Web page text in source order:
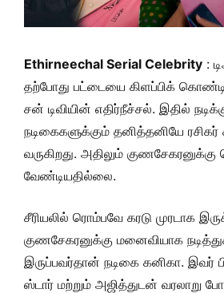
Ethirneechal Serial Celebrity :
தற்போது பட்டையை கிளப்பிக்
சன் டிவியின் எதிர்நீச்சல். இதில்
நடிகைகளுக்கும் தனித்தனியே ரசிகர்
வருகிறது. அதிலும்
வேண்டியதில்லை.
சீரியலில் ரொம்பவே கரடு முரடாக
குணசேகரனுக்கு மனைவியாக
இருப்பவர்தான் நடிகை கனிகா. இவர்
ஸ்டார் மற்றும் அஜித்துடன் வரலாறு